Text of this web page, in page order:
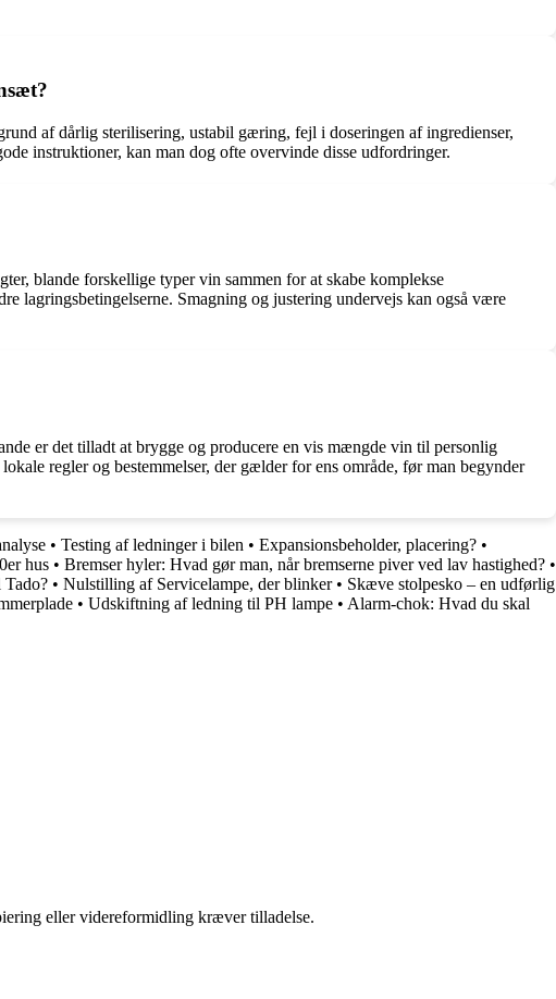
af dårlig sterilisering, ustabil gæring, fejl i doseringen af ingredienser,
instruktioner, kan man dog ofte overvinde disse udfordringer.
blande forskellige typer vin sammen for at skabe komplekse
lagringsbetingelserne. Smagning og justering undervejs kan også være
er det tilladt at brygge og producere en vis mængde vin til personlig
regler og bestemmelser, der gælder for ens område, før man begynder
• Testing af ledninger i bilen • Expansionsbeholder, placering? •
hus • Bremser hyler: Hvad gør man, når bremserne piver ved lav hastighed? •
• Nulstilling af Servicelampe, der blinker• Skæve stolpesko – en udførlig
• Udskiftning af ledning til PH lampe • Alarm-chok: Hvad du skal
eller videreformidling kræver tilladelse.